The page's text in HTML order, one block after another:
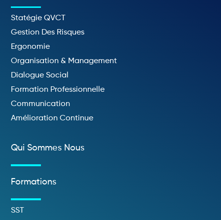
Statégie QVCT
Gestion Des Risques
Ergonomie
Organisation & Management
Dialogue Social
Formation Professionnelle
Communication
Amélioration Continue
Qui Sommes Nous
Formations
SST